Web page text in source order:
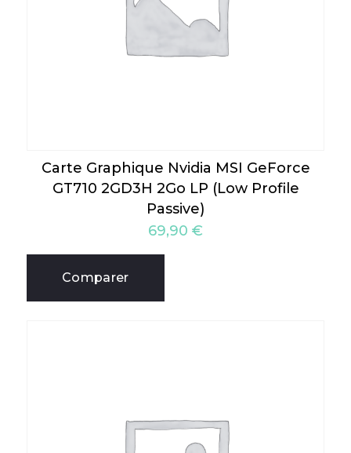
Carte Graphique Nvidia MSI GeForce
GT710 2GD3H 2Go LP (Low Profile
Passive)
69,90 €
Comparer